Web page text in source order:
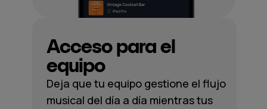
Acceso para el
equipo
Deja que tu equipo gestione el flujo
musical del día a día mientras tus